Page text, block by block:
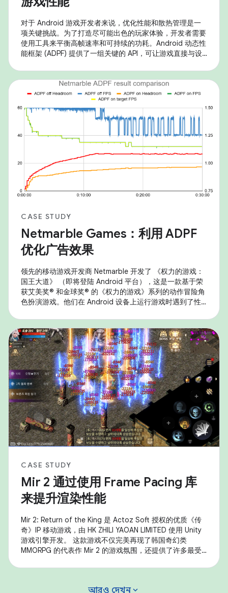
对于 Android 游戏开发者来说，优化性能和散热管理是一
项关键挑战。为了打造尽可能出色的玩家体验，开发者需要
使用工具来平衡高帧速率和可持续的功耗。Android 动态性
能框架 (ADPF) 提供了一组关键的 API，可让游戏直接与设
UNISOC 正在采用这些工具，以在其 SoC 上提供出色的游
戏体验。从 Android 14 开始，UNISOC 产品完全支持核心
ADPF API，包括 Performance Hint、Thermal 和
CASE STUDY
Netmarble Games：利用 ADPF
优化广告效果
领先的移动游戏开发商 Netmarble 开发了 《权力的游戏：
国王大道》 （即将登陆 Android 平台），这是一款基于荣
获艾美奖® 和金球奖® 的《权力的游戏》系列的动作冒险角
色扮演游戏。他们在 Android 设备上运行游戏时遇到了性
验。为解决此问题，他们战略性地利用了 Android 自适应
性能框架 (ADPF) ，并实施了以分辨率缩放和动态帧速率调
整为重点的优化。 高保真度移动游戏需要大量的 GPU 和
CPU 资源，这通常会导致
CASE STUDY
Mir 2 通过使用 Frame Pacing 库
来提升渲染性能
Mir 2: Return of the King 是 Actoz Soft 授权的优质《传
奇》IP 移动游戏，由 HK ZHILI YAOAN LIMITED 使用 Unity
游戏引擎开发。 这款游戏不仅完美再现了韩国奇幻类
MMORPG 的代表作 Mir 2 的游戏氛围，还提供了许多最受
心玩法。 该游戏使用了 Android Frame Pacing 库
আরও দেখুনexpand_more